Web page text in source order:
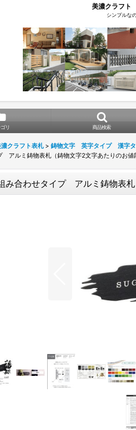
美濃クラフ
シンプルな
リ 商品検索
クラフト表札 > 鋳物文字 英字タイプ 漢字
ミ鋳物表札（鋳物文字2文字あたりのお値
わせタイプ アルミ鋳物表札